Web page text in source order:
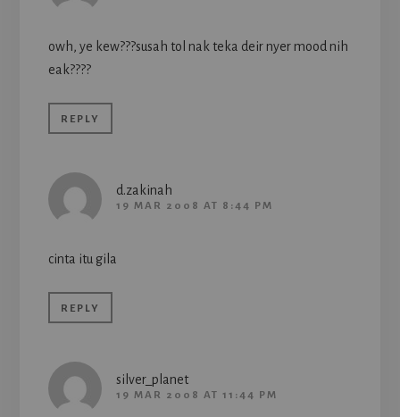
owh, ye kew???susah tol nak teka deir nyer mood nih
eak????
REPLY
d.zakinah
19 MAR 2008 AT 8:44 PM
cinta itu gila
REPLY
silver_planet
19 MAR 2008 AT 11:44 PM